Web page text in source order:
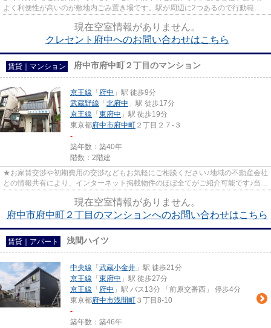
よく利便性が高いのが敷地内ごみ置き場です。駅が周辺に2つあるので行動範囲
現在空室情報がありません。
クレセント府中へのお問い合わせはこちら
賃貸｜マンション 府中市府中町２丁目のマンション
京王線 「 府中 」駅 徒歩9分
武蔵野線 「 北府中 」駅 徒歩17分
京王線 「 東府中 」駅 徒歩19分
東京都府中市府中町 ２丁目２７-３
-
築年数：築40年
階数：2階建
★お家賃交渉や初期費用の交渉などもお気軽にご相談ください♪地域の不動産会社
との情報共有により、インターネット掲載物件のほぼ全てがご紹介可能です♪当店
現在空室情報がありません。
府中市府中町２丁目のマンションへのお問い合わせはこちら
賃貸｜アパート 浅間ハイツ
中央線 「 武蔵小金井 」駅 徒歩21分
京王線 「 東府中 」駅 徒歩27分
京王線 「 府中 」駅 バス13分 「前原交番西」 停歩4分
東京都府中市浅間町 ３丁目8-10
-
築年数：築46年